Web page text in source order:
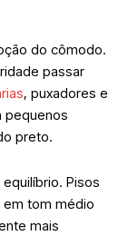
do cômodo.
passar
, puxadores e
pequenos
preto.
Pisos
em tom médio
mais